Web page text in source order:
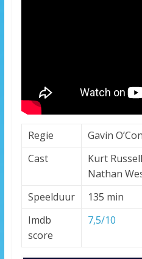
Regie
Gavin
Cast
Kurt
Nathan
Speelduur
135 min
Imdb
score
7,5/10